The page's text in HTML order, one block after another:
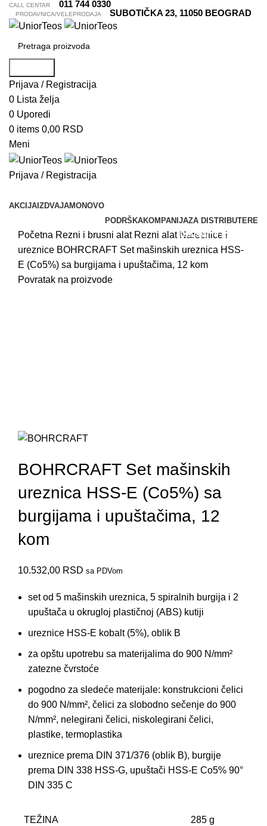
CALL CENTAR 011 744 0330
PRODAVNICA/VELEPRODAJA SUBOTIČKA 23, 11050 BEOGRAD
Prijava / Registracija
0 Lista želja
0 Uporedi
0 items 0,00 RSD
Meni
Prijava / Registracija
AKCIJAIZDVAJAMONOVO
PODRŠKAKOMPANIJAZA DISTRIBUTERE
Početna Rezni i brusni alat Rezni alat Nareznice i
ureznice BOHRCRAFT Set mašinskih ureznica HSS-
E (Co5%) sa burgijama i upuštačima, 12 kom
Povratak na proizvode
BOHRCRAFT Set mašinskih
ureznica HSS-E (Co5%) sa
burgijama i upuštačima, 12
kom
10.532,00 RSD sa PDVom
set od 5 mašinskih ureznica, 5 spiralnih burgija i 2
upuštača u okrugloj plastičnoj (ABS) kutiji
ureznice HSS-E kobalt (5%), oblik B
za opštu upotrebu sa materijalima do 900 N/mm²
zatezne čvrstoće
pogodno za sledeće materijale: konstrukcioni čelici
do 900 N/mm², čelici za slobodno sečenje do 900
N/mm², nelegirani čelici, niskolegirani čelici,
plastike, termoplastika
ureznice prema DIN 371/376 (oblik B), burgije
prema DIN 338 HSS-G, upuštači HSS-E Co5% 90°
DIN 335 C
TEŽINA 285 g
Izdvajamo iz ponude
Izdvajamo iz ponude
Izdvajamo iz ponude
Izdvajamo iz ponude